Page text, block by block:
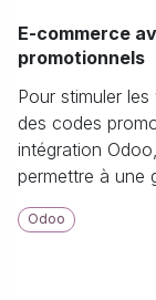
E-commerce
promotionnels
Pour stimuler
des codes
intégration
permettre à une
Odoo